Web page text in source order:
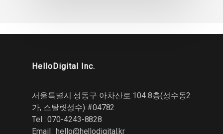
HelloDigital Inc.
서울특별시 성동구 아차산로 104 8층(성수동2
가, 스탈릿성수) #04782
Tel : 070-4243-8828
Email :hello@hellodigital.kr